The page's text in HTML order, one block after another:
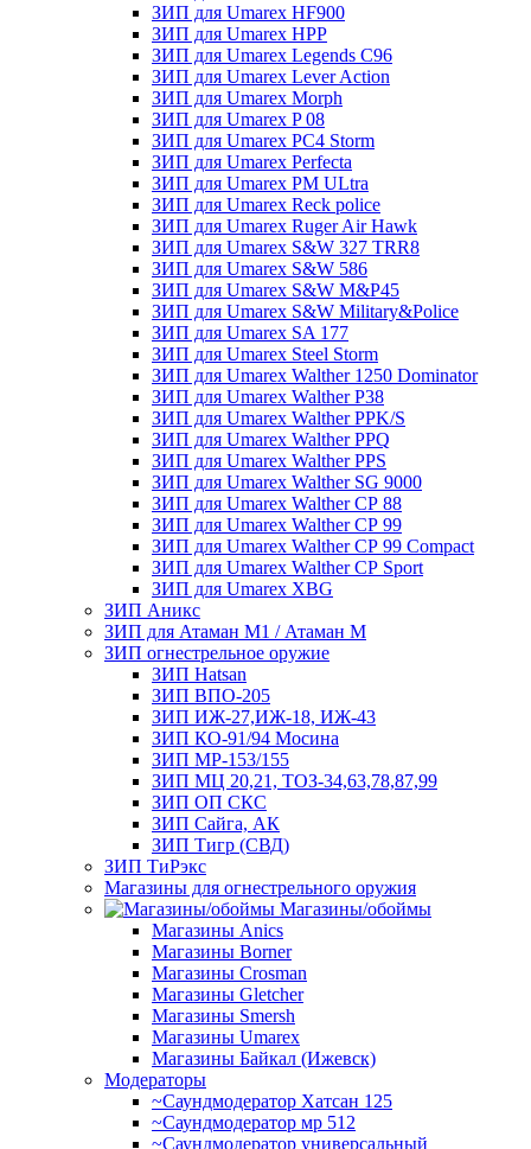
ЗИП для Umarex HF900
ЗИП для Umarex HPP
ЗИП для Umarex Legends C96
ЗИП для Umarex Lever Action
ЗИП для Umarex Morph
ЗИП для Umarex P 08
ЗИП для Umarex PC4 Storm
ЗИП для Umarex Perfecta
ЗИП для Umarex PM ULtra
ЗИП для Umarex Reck police
ЗИП для Umarex Ruger Air Hawk
ЗИП для Umarex S&W 327 TRR8
ЗИП для Umarex S&W 586
ЗИП для Umarex S&W M&P45
ЗИП для Umarex S&W Military&Police
ЗИП для Umarex SA 177
ЗИП для Umarex Steel Storm
ЗИП для Umarex Walther 1250 Dominator
ЗИП для Umarex Walther P38
ЗИП для Umarex Walther PPK/S
ЗИП для Umarex Walther PPQ
ЗИП для Umarex Walther PPS
ЗИП для Umarex Walther SG 9000
ЗИП для Umarex Walther СР 88
ЗИП для Umarex Walther СР 99
ЗИП для Umarex Walther СР 99 Compact
ЗИП для Umarex Walther СР Sport
ЗИП для Umarex XBG
ЗИП Аникс
ЗИП для Атаман М1 / Атаман М
ЗИП огнестрельное оружие
ЗИП Hatsan
ЗИП ВПО-205
ЗИП ИЖ-27,ИЖ-18, ИЖ-43
ЗИП КО-91/94 Мосина
ЗИП МР-153/155
ЗИП МЦ 20,21, ТОЗ-34,63,78,87,99
ЗИП ОП СКС
ЗИП Сайга, АК
ЗИП Тигр (СВД)
ЗИП ТиРэкс
Магазины для огнестрельного оружия
Магазины/обоймы
Магазины Anics
Магазины Borner
Магазины Crosman
Магазины Gletcher
Магазины Smersh
Магазины Umarex
Магазины Байкал (Ижевск)
Модераторы
~Cаундмодератор Хатсан 125
~Саундмодератор мр 512
~Саундмодератор универсальный